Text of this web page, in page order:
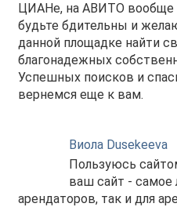
ЦИАНе, на АВИТО вообще
будьте бдительны и
данной площадке найти
благонадежных
Успешных поисков и
вернемся еще к вам.
Виола Dusekeeva
Пользуюсь
ваш сайт - самое
арендаторов, так и для